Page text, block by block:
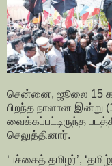
சென்னை, ஜூலை 15
பிறந்த நாளான இன்று
வைக்கப்பட்டிருந்த
செலுத்தினார்.
‘பச்சைத் தமிழர்’,